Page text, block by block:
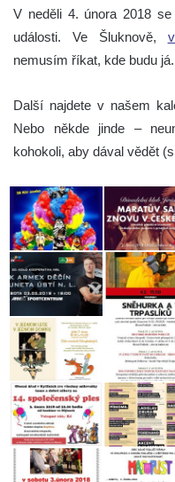
V neděli 4. února 2018
události. Ve Šluknově,
nemusím říkat, kde budu já.
Další najdete v našem
Nebo někde jinde –
kohokoli, aby dával vědět